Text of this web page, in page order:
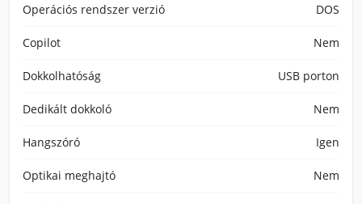
Operációs rendszer verzió DOS
Copilot Nem
Dokkolhatóság USB porton
Dedikált dokkoló Nem
Hangszóró Igen
Optikai meghajtó Nem